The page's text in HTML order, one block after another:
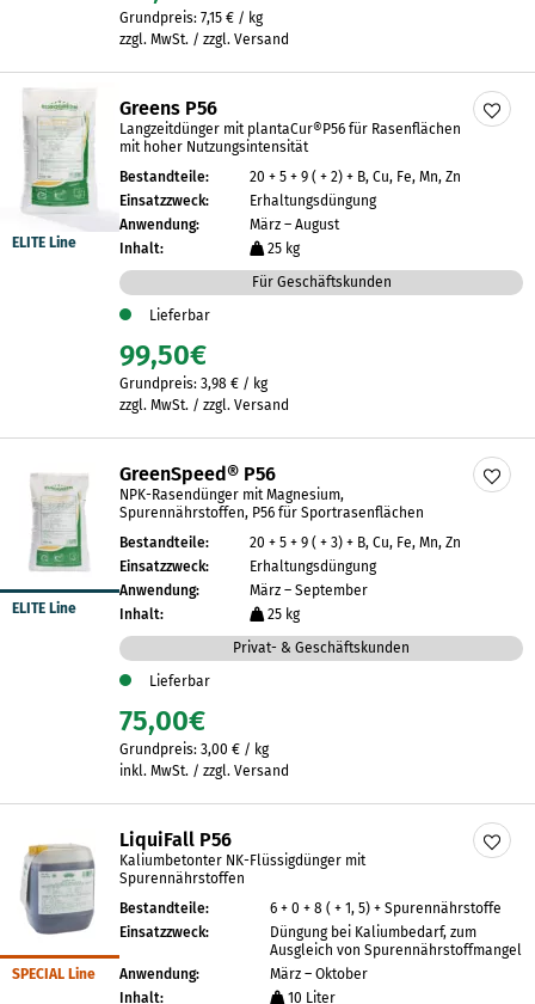
Grundpreis: 7,15 € / kg
zzgl. MwSt. / zzgl. Versand
ELITE Line
Greens P56
Langzeitdünger mit plantaCur®P56 für Rasenflächen
mit hoher Nutzungsintensität
Bestandteile:
20 + 5 + 9 ( + 2) + B, Cu, Fe, Mn, Zn
Einsatzzweck:
Erhaltungsdüngung
Anwendung:
März – August
Inhalt:
25 kg
Für Geschäftskunden
Lieferbar
99,50€
Grundpreis: 3,98 € / kg
zzgl. MwSt. / zzgl. Versand
ELITE Line
GreenSpeed® P56
NPK-Rasendünger mit Magnesium,
Spurennährstoffen, P56 für Sportrasenflächen
Bestandteile:
20 + 5 + 9 ( + 3) + B, Cu, Fe, Mn, Zn
Einsatzzweck:
Erhaltungsdüngung
Anwendung:
März – September
Inhalt:
25 kg
Privat- & Geschäftskunden
Lieferbar
75,00€
Grundpreis: 3,00 € / kg
inkl. MwSt. / zzgl. Versand
SPECIAL Line
LiquiFall P56
Kaliumbetonter NK-Flüssigdünger mit
Spurennährstoffen
Bestandteile:
6 + 0 + 8 ( + 1, 5) + Spurennährstoffe
Einsatzzweck:
Düngung bei Kaliumbedarf, zum
Ausgleich von Spurennährstoffmangel
Anwendung:
März – Oktober
Inhalt:
10 Liter